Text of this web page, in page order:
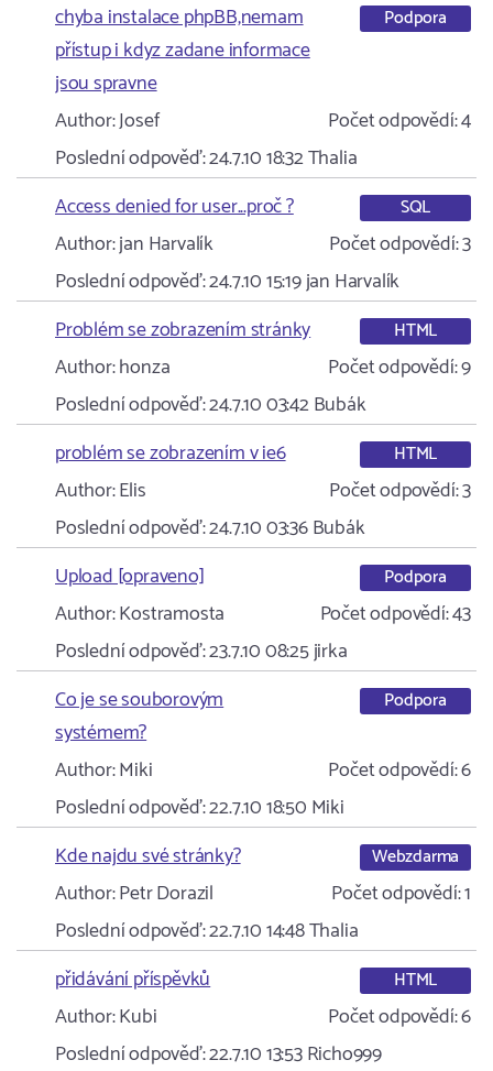
chyba instalace phpBB,nemam
přístup i kdyz zadane informace
jsou spravne
Podpora
Author:Josef Počet odpovědí:4
Poslední odpověď:24.7.10 18:32Thalia
Access denied for user...proč ?
SQL
Author:jan Harvalík Počet odpovědí:3
Poslední odpověď:24.7.10 15:19jan Harvalík
Problém se zobrazením stránky
HTML
Author:honza Počet odpovědí:9
Poslední odpověď:24.7.10 03:42Bubák
problém se zobrazením v ie6
HTML
Author:Elis Počet odpovědí:3
Poslední odpověď:24.7.10 03:36Bubák
Upload [opraveno]
Podpora
Author:Kostramosta Počet odpovědí:43
Poslední odpověď:23.7.10 08:25jirka
Co je se souborovým
systémem?
Podpora
Author:Miki Počet odpovědí:6
Poslední odpověď:22.7.10 18:50 Miki
Kde najdu své stránky?
Webzdarma
Author:Petr Dorazil Počet odpovědí:1
Poslední odpověď:22.7.10 14:48Thalia
přidávání příspěvků
HTML
Author:Kubi Počet odpovědí:6
Poslední odpověď:22.7.10 13:53Richo999